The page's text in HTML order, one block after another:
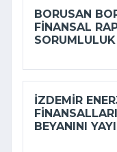
BORUSAN
FINANSAL
İZDEMİR
BEYANINI